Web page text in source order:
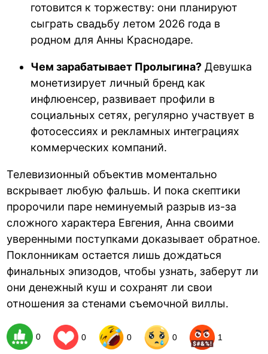
готовится к торжеству: они планируют
сыграть свадьбу летом 2026 года в
родном для Анны Краснодаре.
Чем зарабатывает Пролыгина? Девушка
монетизирует личный бренд как
инфлюенсер, развивает профили в
социальных сетях, регулярно участвует в
фотосессиях и рекламных интеграциях
коммерческих компаний.
Телевизионный объектив моментально
вскрывает любую фальшь. И пока скептики
пророчили паре неминуемый разрыв из-за
сложного характера Евгения, Анна своими
уверенными поступками доказывает обратное.
Поклонникам остается лишь дождаться
финальных эпизодов, чтобы узнать, заберут ли
они денежный куш и сохранят ли свои
отношения за стенами съемочной виллы.
0 0 0 0 1